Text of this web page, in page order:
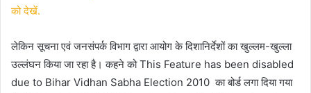
को देखें.
लेकिन सूचना एवं जनसंपर्क विभाग द्वारा आयोग के दिशानिर्देशों का खुल्लम-खुल्ला
उल्लंघन किया जा रहा है। कहने को This Feature has been disabled
due to Bihar Vidhan Sabha Election 2010 का बोर्ड लगा दिया गया